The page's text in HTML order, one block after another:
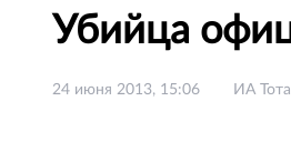
Убийца
24 июня 2013, 15:06 ИА